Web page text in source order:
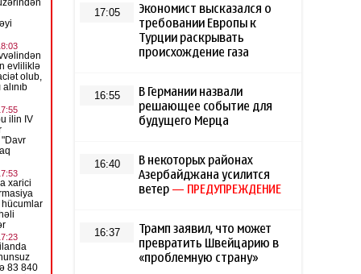
17:05
Экономист высказался о
требовании Европы к
Турции раскрывать
происхождение газа
16:55
В Германии назвали
решающее событие для
будущего Мерца
16:40
В некоторых районах
Азербайджана усилится
ветер — ПРЕДУПРЕЖДЕНИЕ
16:37
Трамп заявил, что может
превратить Швейцарию в
«проблемную страну»